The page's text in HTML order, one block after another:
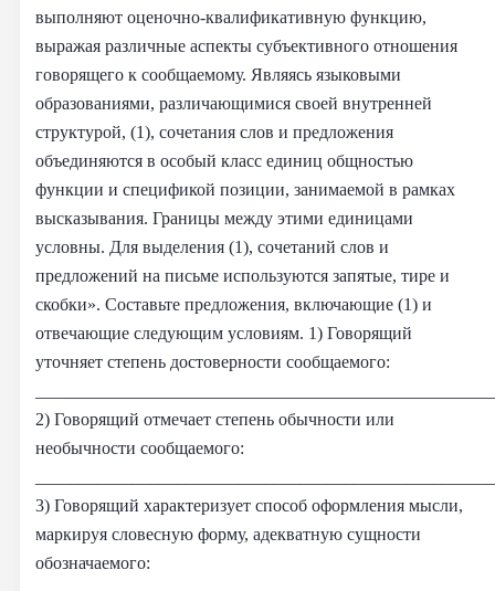
выполняют оценочно-квалификативную функцию,
выражая различные аспекты субъективного отношения
говорящего к сообщаемому. Являясь языковыми
образованиями, различающимися своей внутренней
структурой, (1), сочетания слов и предложения
объединяются в особый класс единиц общностью
функции и спецификой позиции, занимаемой в рамках
высказывания. Границы между этими единицами
условны. Для выделения (1), сочетаний слов и
предложений на письме используются запятые, тире и
скобки». Составьте предложения, включающие (1) и
отвечающие следующим условиям. 1) Говорящий
уточняет степень достоверности сообщаемого:
2) Говорящий отмечает степень обычности или
необычности сообщаемого:
3) Говорящий характеризует способ оформления мысли,
маркируя словесную форму, адекватную сущности
обозначаемого: